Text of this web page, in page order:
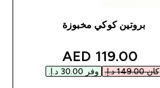
بروتين كوكي مخبوزة
discounted price
119.00 AED‎
كان ‏149.00 د.إ.‏‎ وفر ‏30.00 د.إ.‏‎